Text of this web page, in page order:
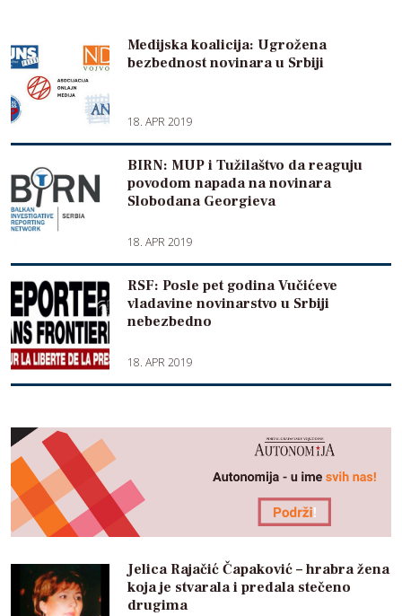
Medijska koalicija: Ugrožena
bezbednost novinara u Srbiji
18. APR 2019
BIRN: MUP i Tužilaštvo da reaguju
povodom napada na novinara
Slobodana Georgieva
18. APR 2019
RSF: Posle pet godina Vučićeve
vladavine novinarstvo u Srbiji
nebezbedno
18. APR 2019
Jelica Rajačić Čapaković – hrabra žena
koja je stvarala i predala stečeno
drugima